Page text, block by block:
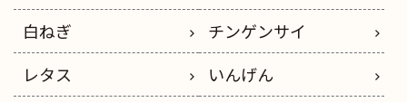
白ねぎ
チンゲンサイ
レタス
いんげん